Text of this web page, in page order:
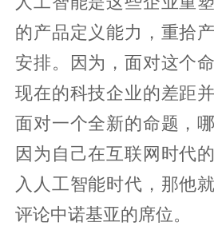
的产品定义能力，重拾
安排。因为，面对这个
现在的科技企业的差距
面对一个全新的命题，
因为自己在互联网时代
入人工智能时代，那他
评论中诺基亚的席位。